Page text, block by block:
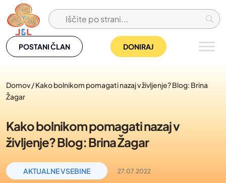
Skip
to
content
POSTANI ČLAN DONIRAJ
Domov/Kako bolnikom pomagati nazaj v življenje? Blog: Brina
Žagar
Kako bolnikom pomagati nazaj v
življenje? Blog: Brina Žagar
AKTUALNE VSEBINE 27.07.2022